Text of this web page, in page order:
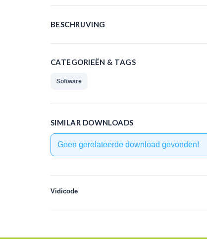
BESCHRIJVING
CATEGORIEËN & TAGS
Software
SIMILAR DOWNLOADS
Geen gerelateerde download gevonden!
Vidicode